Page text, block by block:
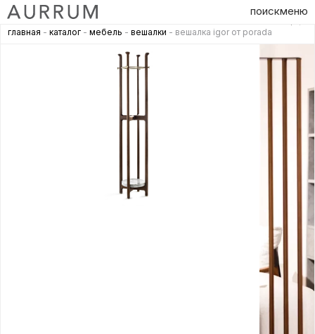
поискменю
главная - каталог - мебель - вешалки - вешалка igor от porada